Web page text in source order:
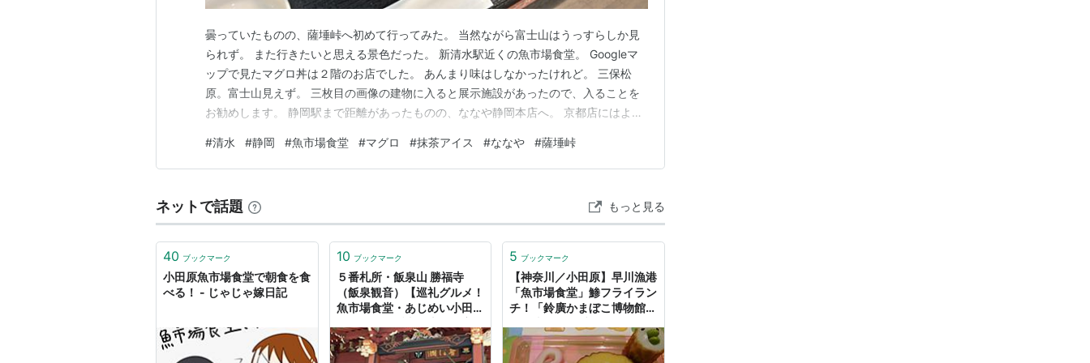
曇っていたものの、薩埵峠へ初めて行ってみた。 当然ながら富士山はうっすらしか見
られず。 また行きたいと思える景色だった。 新清水駅近くの魚市場食堂。 Googleマ
ップで見たマグロ丼は２階のお店でした。 あんまり味はしなかったけれど。 三保松
原。富士山見えず。 三枚目の画像の建物に入ると展示施設があったので、入ることを
お勧めします。 静岡駅まで距離があったものの、ななや静岡本店へ。 京都店にはよく
へは２時間の表示。 結局大井松田、厚木、大和トンネルで渋滞に巻き込まれた。 久し
ぶりに高速道路を運転したものの、皆運転が…
#清水 #静岡 #魚市場食堂 #マグロ #抹茶アイス #ななや #薩埵峠
ネットで話題 もっと見る
40 ブックマーク
小田原魚市場食堂で朝食を食
べる！ - じゃじゃ嫁日記
10 ブックマーク
５番札所・飯泉山 勝福寺
（飯泉観音）【巡礼グルメ！
魚市場食堂・あじめい小田原
礼】 - ひよ夫婦smile・グル
メ旅行記
5 ブックマーク
【神奈川／小田原】早川漁港
「魚市場食堂」鯵フライラン
チ！「鈴廣かまぼこ博物館」
司を作りました。 - 電車王子
の賢い育て方☆彡